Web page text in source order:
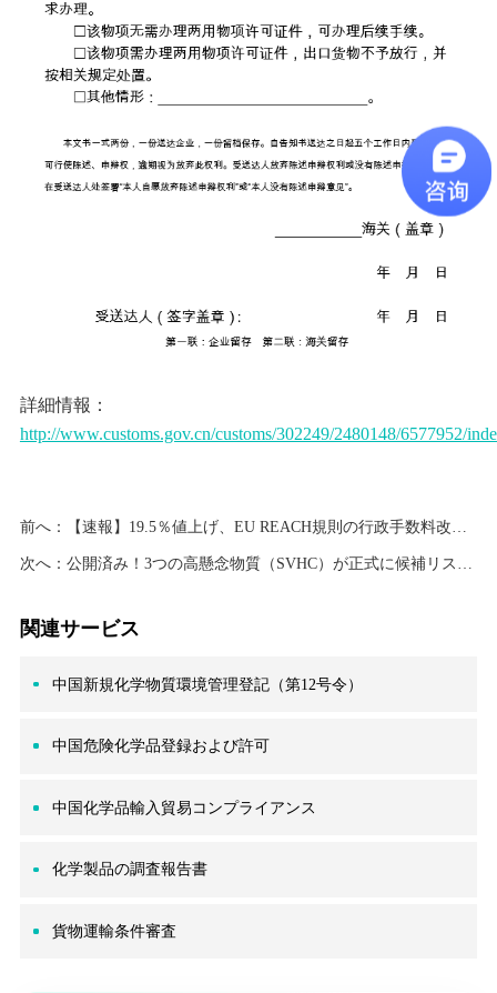
詳細情報：
http://www.customs.gov.cn/customs/302249/2480148/6577952/
前へ： 【速報】19.5％値上げ、EU REACH規則の行政手数料改定案が高確率で可決へ！
次へ： 公開済み！3つの高懸念物質（SVHC）が正式に候補リストに追加、 リスト総数は250件に
関連サービス
中国新規化学物質環境管理登記（第12号令）
中国危険化学品登録および許可
中国化学品輸入貿易コンプライアンス
化学製品の調査報告書
貨物運輸条件審査